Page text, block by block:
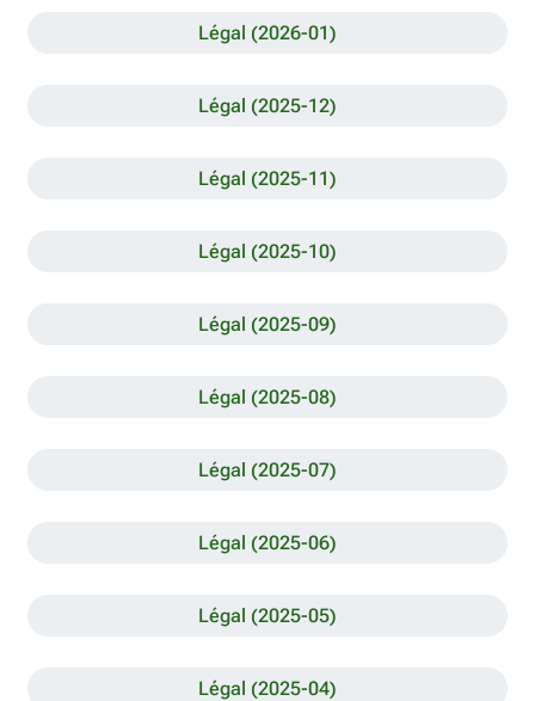
Légal (2026-01)
Légal (2025-12)
Légal (2025-11)
Légal (2025-10)
Légal (2025-09)
Légal (2025-08)
Légal (2025-07)
Légal (2025-06)
Légal (2025-05)
Légal (2025-04)